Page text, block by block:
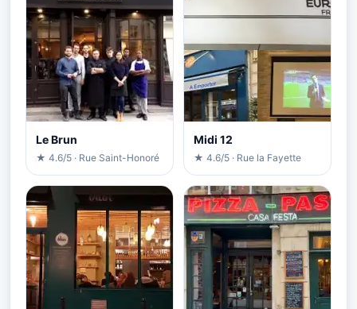
Le Brun
★ 4.6/5 · Rue Saint-Honoré
Midi 12
★ 4.6/5 · Rue la Fayette